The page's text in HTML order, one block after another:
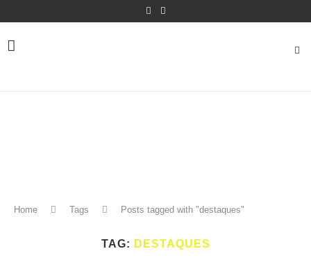
Home Tags Posts tagged with "destaques"
TAG: DESTAQUES